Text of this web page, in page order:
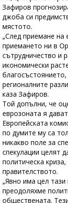
Зафиров
джоба си
мястото.
„След приемане
приемането ни в
сътрудничество и
икономически
регионалните
каза Зафиров.
Той допълни, че
еврозоната я
Европейската
по думите му са
никакво поле за
спекулации целят
политическа
правителството.
„Явно има цел
преодоляхме
обществената.